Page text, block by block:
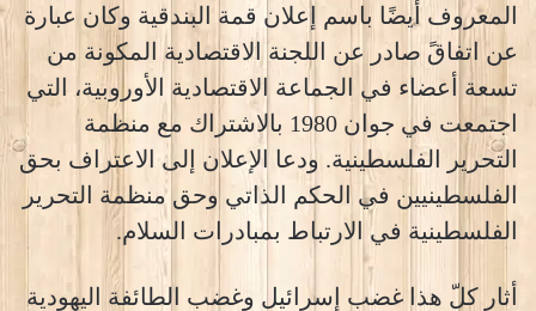
المعروف أيضًا باسم إعلان قمة البندقية وكان عبارة
عن اتفاقً صادر عن اللجنة الاقتصادية المكونة من
تسعة أعضاء في الجماعة الاقتصادية الأوروبية، التي
اجتمعت في جوان 1980 بالاشتراك مع منظمة
التحرير الفلسطينية. ودعا الإعلان إلى الاعتراف بحق
الفلسطينيين في الحكم الذاتي وحق منظمة التحرير
الفلسطينية في الارتباط بمبادرات السلام.
أثار كلّ هذا غضب إسرائيل وغضب الطائفة اليهودية